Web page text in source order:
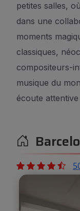
petites salles,
dans une
moments
classiques,
compositeurs-
musique du
écoute